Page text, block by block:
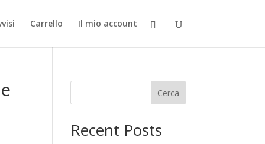
Carrello Il mio account
Cerca
Recent Posts